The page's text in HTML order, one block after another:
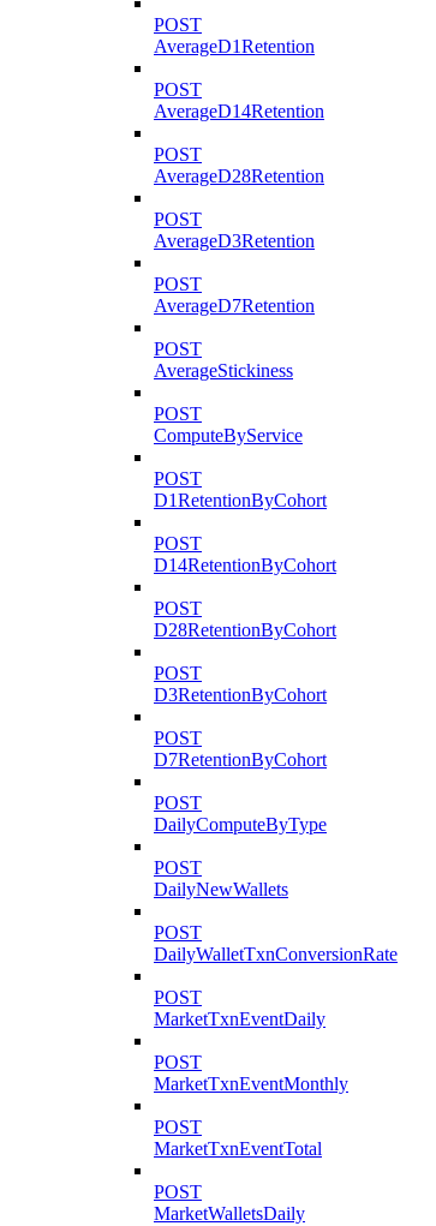
POST
AverageD1Retention
POST
AverageD14Retention
POST
AverageD28Retention
POST
AverageD3Retention
POST
AverageD7Retention
POST
AverageStickiness
POST
ComputeByService
POST
D1RetentionByCohort
POST
D14RetentionByCohort
POST
D28RetentionByCohort
POST
D3RetentionByCohort
POST
D7RetentionByCohort
POST
DailyComputeByType
POST
DailyNewWallets
POST
DailyWalletTxnConversionRate
POST
MarketTxnEventDaily
POST
MarketTxnEventMonthly
POST
MarketTxnEventTotal
POST
MarketWalletsDaily